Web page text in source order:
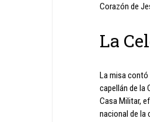
Corazón de
La
La misa contó
capellán de la
Casa Militar,
nacional de la